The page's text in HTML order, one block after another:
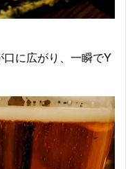
に広がり、一瞬でY